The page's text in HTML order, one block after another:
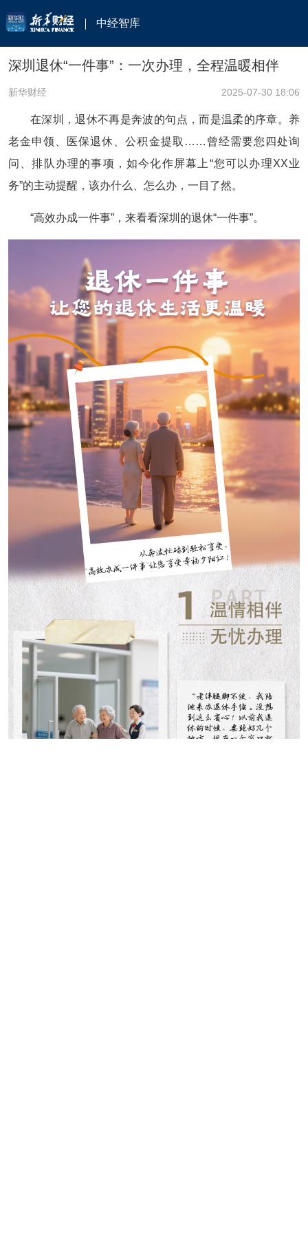
中经智库
深圳退休“一件事”：一次办理，全程温暖相伴
新华财经 2025-07-30 18:06
在深圳，退休不再是奔波的句点，而是温柔的序章。养
老金申领、医保退休、公积金提取……曾经需要您四处询
问、排队办理的事项，如今化作屏幕上“您可以办理XX业
务”的主动提醒，该办什么、怎么办，一目了然。
“高效办成一件事”，来看看深圳的退休“一件事”。